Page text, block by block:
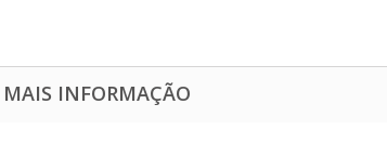
MAIS INFORMAÇÃO